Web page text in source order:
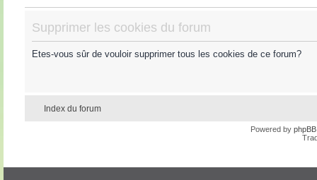
Supprimer les cookies du forum
Etes-vous sûr de vouloir supprimer tous les cookies de ce forum?
Index du forum
Powered by phpBB